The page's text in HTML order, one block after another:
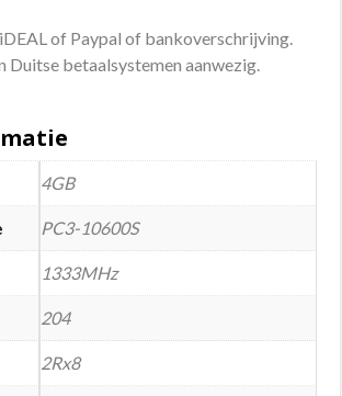
of Paypal of bankoverschrijving.
Duitse betaalsystemen aanwezig.
4GB
PC3-10600S
1333MHz
204
2Rx8